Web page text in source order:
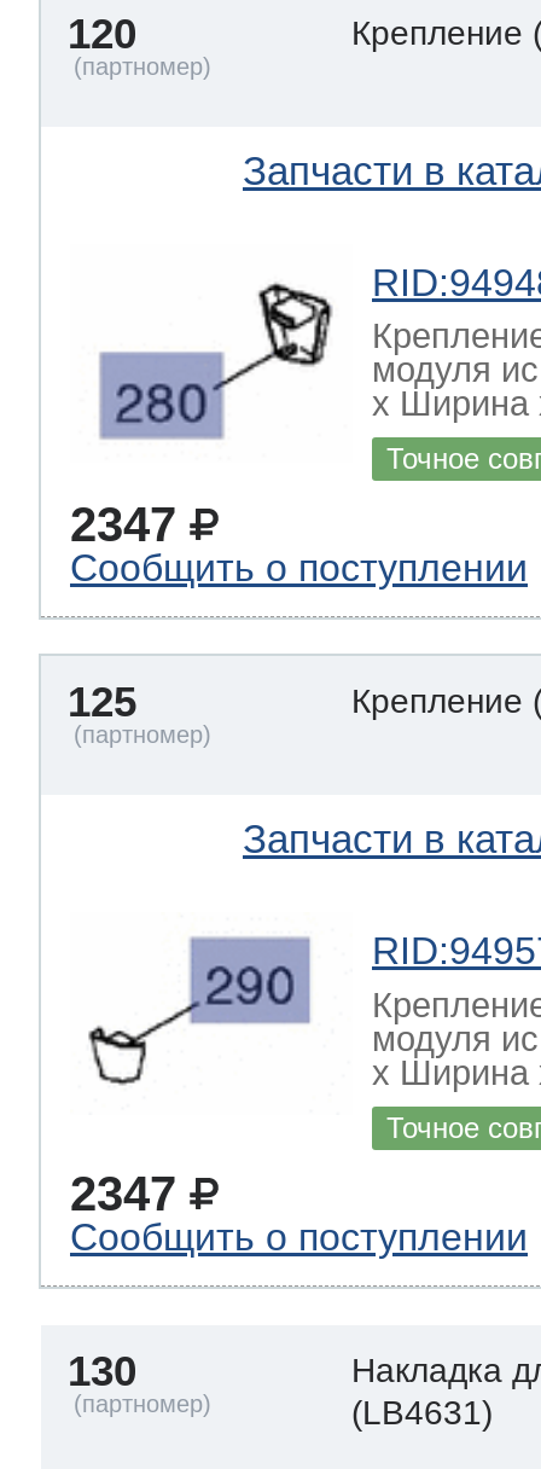
120 Крепление
Запчасти в
модуля
х Ширина
Точное
2347
Сообщить о поступлении
125 Крепление
Запчасти в
модуля
х Ширина
Точное
2347
Сообщить о поступлении
130
Накладка
(LB4631)